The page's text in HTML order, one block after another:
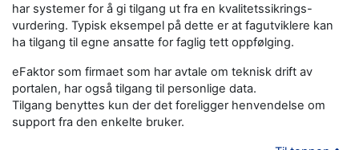
har systemer for å gi tilgang ut fra en kvalitetssikrings-
vurdering. Typisk eksempel på dette er at fagutviklere kan
ha tilgang til egne ansatte for faglig tett oppfølging.
eFaktor som firmaet som har avtale om teknisk drift av
portalen, har også tilgang til personlige data.
Tilgang benyttes kun der det foreligger henvendelse om
support fra den enkelte bruker.